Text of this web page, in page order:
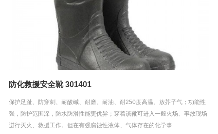
防化救援安全靴 301401
保护足趾、防穿刺、耐酸碱、耐磨、耐油、耐250度高温、放芥子气；功能性
强，防护范围深，防水防滑性能更优异；穿着该靴可进入一般火场、事故现场
进行灭火、救援工作。但在有强腐蚀性液体、气体存在的化学事...